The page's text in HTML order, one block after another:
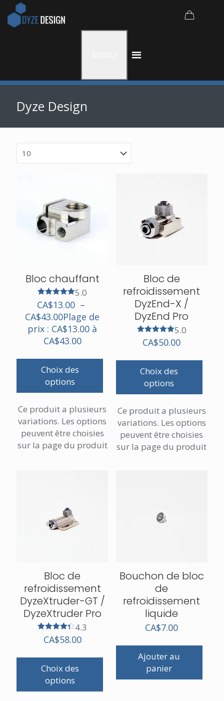
Dyze Design
Bloc chauffant
Note
5.00
sur 5
5.0
CA$13.00 –
CA$43.00Plage de
prix : CA$13.00 à
CA$43.00
Choix des
options
Ce produit a plusieurs
variations. Les options
peuvent être choisies
sur la page du produit
Bloc de
refroidissement
DyzEnd-X /
DyzEnd Pro
Note
5.00
5.0
CA$50.00
Choix des
options
Ce produit a plusieurs
variations. Les options
peuvent être choisies
sur la page du produit
Bloc de
refroidissement
DyzeXtruder-GT /
DyzeXtruder Pro
Note
4.33
4.3
CA$58.00
Choix des
options
Bouchon de bloc
de
refroidissement
liquide
CA$7.00
Ajouter au
panier